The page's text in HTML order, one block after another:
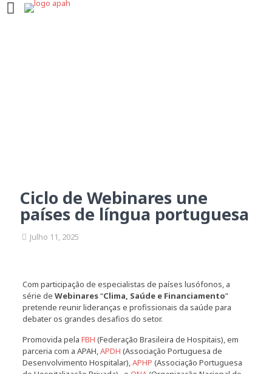
Ciclo de Webinares une
países de língua portuguesa
Julho 11, 2025
Com participação de especialistas de países lusófonos, a
série de Webinares“Clima, Saúde e Financiamento”
pretende reunir lideranças e profissionais da saúde para
debater os grandes desafios do setor.
Promovida pela FBH (Federação Brasileira de Hospitais), em
parceria com a APAH,APDH (Associação Portuguesa de
Desenvolvimento Hospitalar),APHP (Associação Portuguesa